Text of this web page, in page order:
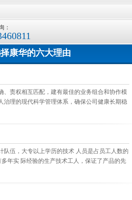
：
康华的六大理由
、责权相互匹配，建有最佳的业务组合和协作模
治理的现代科学管理体系，确保公司健康长期稳
队伍，大专以上学历的技术 人员是占员工人数的
年实 际经验的生产技术工人，保证了产品的先